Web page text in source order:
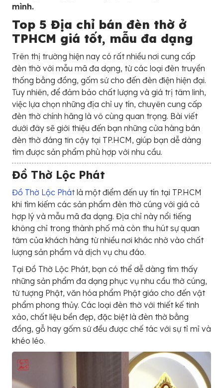
mình.
Top 5 Địa chỉ bán đèn thờ ở
TPHCM giá tốt, mẫu đa dạng
Trên thị trường hiện nay có rất nhiều nơi cung cấp
đèn thờ với mẫu mã đa dạng, từ các loại đèn truyền
thống bằng đồng, gốm sứ cho đến đèn điện hiện đại.
Tuy nhiên, để đảm bảo chất lượng và giá trị tâm linh,
việc lựa chọn những địa chỉ uy tín, chuyên cung cấp
đèn thờ chính hãng là vô cùng quan trọng. Bài viết
dưới đây sẽ giới thiệu đến bạn những cửa hàng bán
đèn thờ đáng tin cậy tại TP.HCM, giúp bạn dễ dàng
tìm được sản phẩm phù hợp với nhu cầu.
Đồ Thờ Lộc Phát
Đồ Thờ Lộc Phátlà một điểm đến uy tín tại TP.HCM
khi tìm kiếm các sản phẩm đèn thờ cúng với giá cả
hợp lý và mẫu mã đa dạng. Địa chỉ này nổi tiếng
không chỉ trong thành phố mà còn thu hút sự quan
tâm của khách hàng từ nhiều nơi khác nhờ vào chất
lượng sản phẩm và dịch vụ chu đáo.
Tại Đồ Thờ Lộc Phát, bạn có thể dễ dàng tìm thấy
những sản phẩm đa dạng phục vụ nhu cầu thờ cúng,
từ tượng Phật, văn hóa phẩm Phật giáo cho đến vật
phẩm phong thủy. Các loại đèn thờ với thiết kế tinh
xảo, chất liệu bền đẹp, đặc biệt là đèn thờ bằng
đồng, gỗ hay gốm sứ đều được chế tác với sự tỉ mỉ và
khéo léo.